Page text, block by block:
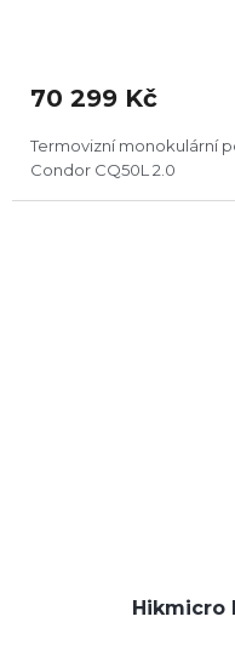
70 299 Kč
Termovizní monokulární
Condor CQ50L 2.0
Hikmicro